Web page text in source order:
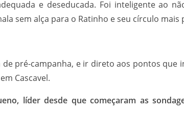
e deseducada. Foi inteligente ao
sem alça para o Ratinho e seu círculo mais
pré-campanha, e ir direto aos pontos que
Cascavel.
líder desde que começaram as